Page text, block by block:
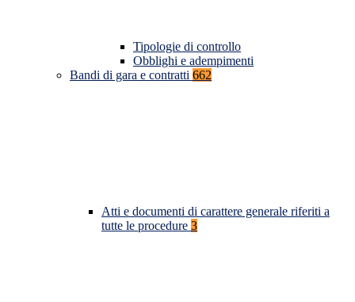
Tipologie di controllo
Obblighi e adempimenti
Bandi di gara e contratti 662
Atti e documenti di carattere generale riferiti a
tutte le procedure 3